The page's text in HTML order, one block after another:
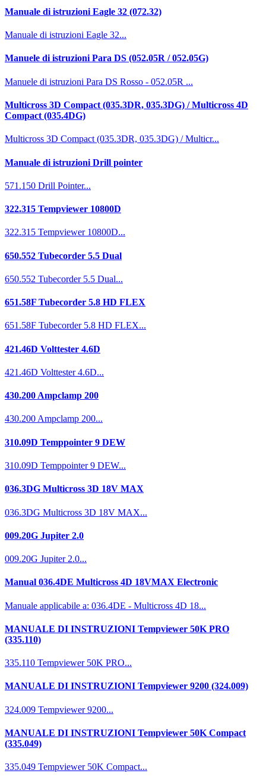
Manuale di istruzioni Eagle 32 (072.32)
Manuale di istruzioni Eagle 32...
Manuele di istruzioni Para DS (052.05R / 052.05G)
Manuele di istruzioni Para DS Rosso - 052.05R ...
Multicross 3D Compact (035.3DR, 035.3DG) / Multicross 4D
Compact (035.4DG)
Multicross 3D Compact (035.3DR, 035.3DG) / Multicr...
Manuale di istruzioni Drill pointer
571.150 Drill Pointer...
322.315 Tempviewer 10800D
322.315 Tempviewer 10800D...
650.552 Tubecorder 5.5 Dual
650.552 Tubecorder 5.5 Dual...
651.58F Tubecorder 5.8 HD FLEX
651.58F Tubecorder 5.8 HD FLEX...
421.46D Volttester 4.6D
421.46D Volttester 4.6D...
430.200 Ampclamp 200
430.200 Ampclamp 200...
310.09D Temppointer 9 DEW
310.09D Temppointer 9 DEW...
036.3DG Multicross 3D 18V MAX
036.3DG Multicross 3D 18V MAX...
009.20G Jupiter 2.0
009.20G Jupiter 2.0...
Manual 036.4DE Multicross 4D 18VMAX Electronic
Manuale applicabile a: 036.4DE - Multicross 4D 18...
MANUALE DI INSTRUZIONI Tempviewer 50K PRO
(335.110)
335.110 Tempviewer 50K PRO...
MANUALE DI INSTRUZIONI Tempviewer 9200 (324.009)
324.009 Tempviewer 9200...
MANUALE DI INSTRUZIONI Tempviewer 50K Compact
(335.049)
335.049 Tempviewer 50K Compact...